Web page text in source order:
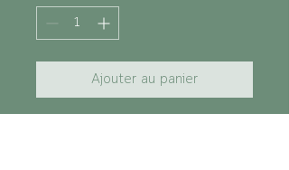
Ajouter au panier